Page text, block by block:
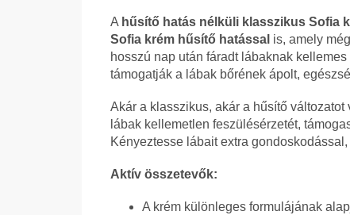
A hűsítő hatás nélküli klasszikus Sofia
Sofia krém hűsítő hatással is, amely
hosszú nap után fáradt lábaknak
támogatják a lábak bőrének ápolt,
Akár a klasszikus, akár a hűsítő
lábak kellemetlen feszülésérzetét,
Kényeztesse lábait extra
Aktív összetevők:
A krém különleges formulájának